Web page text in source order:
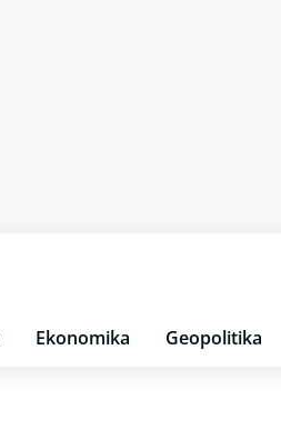
Ekonomika Geopolitika